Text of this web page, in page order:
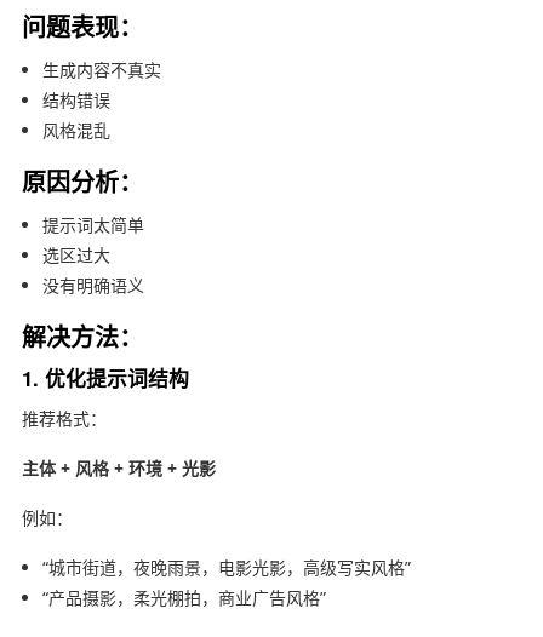
问题表现：
生成内容不真实
结构错误
风格混乱
原因分析：
提示词太简单
选区过大
没有明确语义
解决方法：
1. 优化提示词结构
推荐格式：
主体 + 风格 + 环境 + 光影
例如：
“城市街道，夜晚雨景，电影光影，高级写实风格”
“产品摄影，柔光棚拍，商业广告风格”